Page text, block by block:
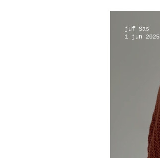
juf Sas
1 jun 2025